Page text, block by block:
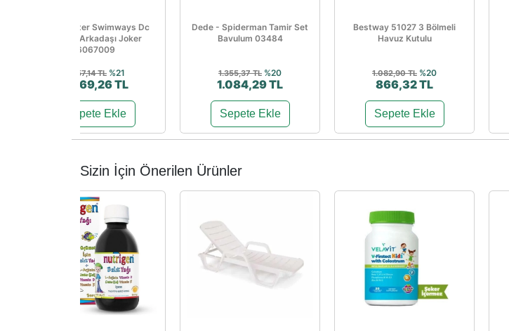
Spinmaster Swimways Dc
Yüzme Arkadaşı Joker
6067009
1.357,14 TL %21
1.069,26 TL
Sepete Ekle
Dede - Spiderman Tamir Set
Bavulum 03484
1.355,37 TL %20
1.084,29 TL
Sepete Ekle
Bestway 51027 3 Bölmeli
Havuz Kutulu
1.082,90 TL %20
866,32 TL
Sepete Ekle
Sizin İçin Önerilen Ürünler